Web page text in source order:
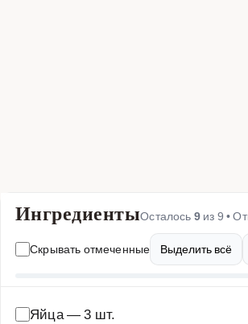
ИнгредиентыОсталось 9из 9 •
Скрывать отмеченные Выделить всё
Яйца—3 шт.